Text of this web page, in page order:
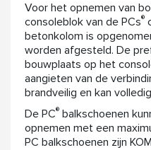
Voor het opnemen van
consoleblok van de PCs®
betonkolom is
worden afgesteld. De
bouwplaats op het
aangieten van de
brandveilig en kan
De PC® balkschoenen
opnemen met een
PC balkschoenen zijn